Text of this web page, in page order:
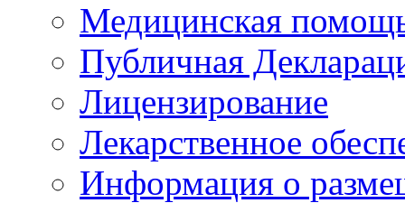
Медицинская
Публичная
Лицензирование
Лекарственное
Информация о